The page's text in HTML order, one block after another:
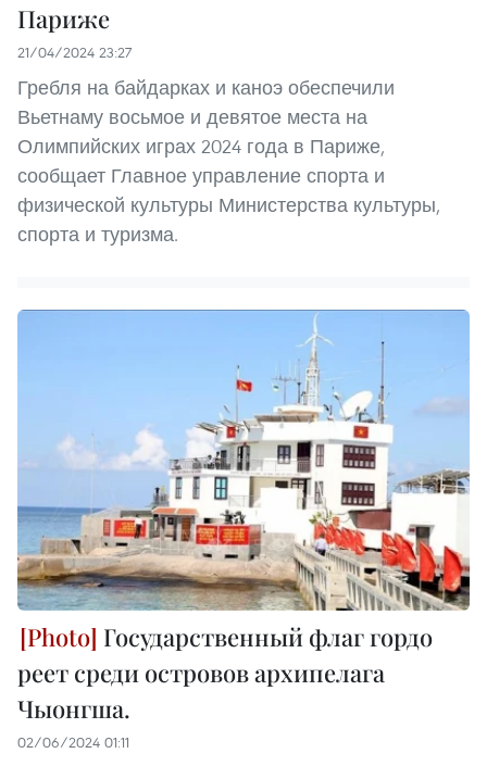
Париже
21/04/2024 23:27
Гребля на байдарках и каноэ обеспечили
Вьетнаму восьмое и девятое места на
Олимпийских играх 2024 года в Париже,
сообщает Главное управление спорта и
физической культуры Министерства культуры,
спорта и туризма.
Государственный флаг гордо
реет среди островов архипелага
Чыонгша.
02/06/2024 01:11